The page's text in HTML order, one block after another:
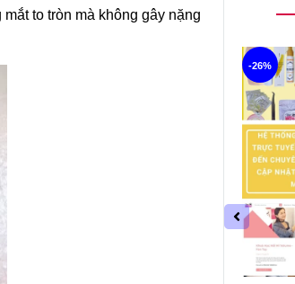
to tròn mà không gây nặng
-26%